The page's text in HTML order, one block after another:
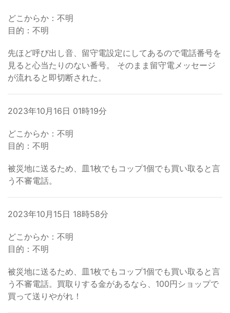
どこからか：不明
目的：不明
先ほど呼び出し音、留守電設定にしてあるので電話番号を
見ると心当たりのない番号。 そのまま留守電メッセージ
が流れると即切断された。
2023年10月16日 01時19分
どこからか：不明
目的：不明
被災地に送るため、皿1枚でもコップ1個でも買い取ると言
う不審電話。
2023年10月15日 18時58分
どこからか：不明
目的：不明
被災地に送るため、皿1枚でもコップ1個でも買い取ると言
う不審電話。買取りする金があるなら、100円ショップで
買って送りやがれ！